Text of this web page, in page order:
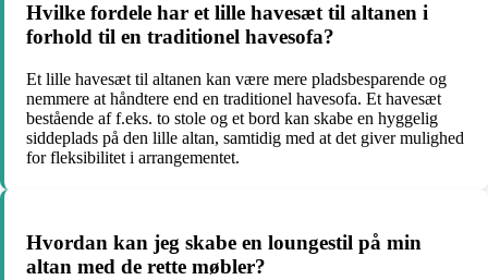
Hvilke fordele har et lille havesæt til altanen i
forhold til en traditionel havesofa?
Et lille havesæt til altanen kan være mere pladsbesparende og
nemmere at håndtere end en traditionel havesofa. Et havesæt
bestående af f.eks. to stole og et bord kan skabe en hyggelig
siddeplads på den lille altan, samtidig med at det giver mulighed
for fleksibilitet i arrangementet.
Hvordan kan jeg skabe en loungestil på min
altan med de rette møbler?